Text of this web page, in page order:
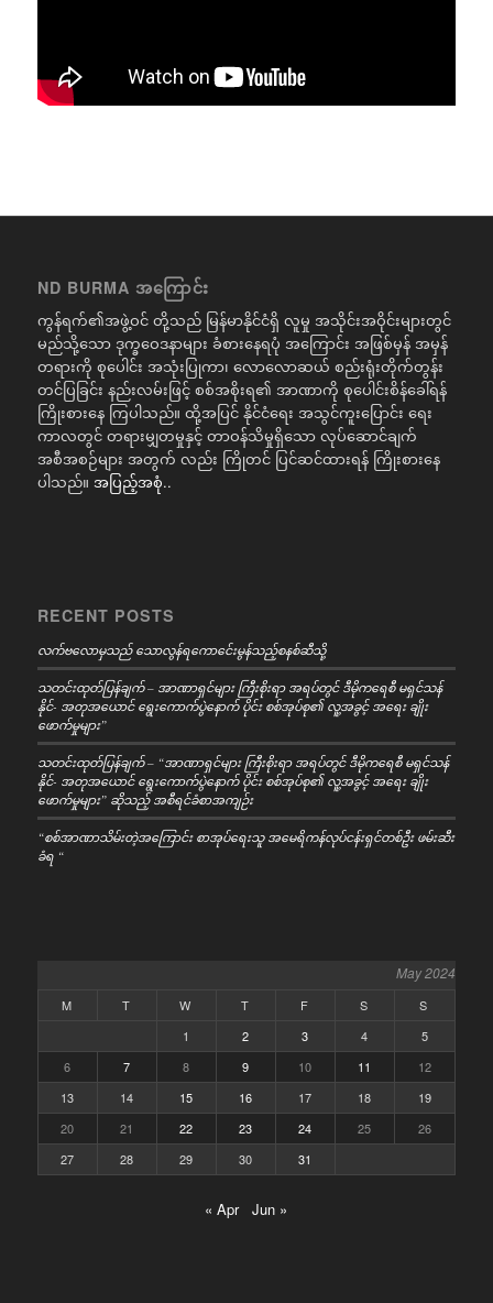
ND BURMA အကြောင်း
ကွန်ရက်၏အဖွဲ့ဝင် တို့သည် မြန်မာနိုင်ငံရှိ လူမှု အသိုင်းအဝိုင်းများတွင်
မည်သို့သော ဒုက္ခဝေဒနာများ ခံစားနေရပုံ အကြောင်း အဖြစ်မှန် အမှန်
တရားကို စုပေါင်း အသုံးပြုကာ၊ လောလောဆယ် စည်းရုံးတိုက်တွန်း
တင်ပြခြင်း နည်းလမ်းဖြင့် စစ်အစိုးရ၏ အာဏာကို စုပေါင်းစိန်ခေါ်ရန်
ကြိုးစားနေ ကြပါသည်။ ထို့အပြင် နိုင်ငံရေး အသွင်ကူးပြောင်း ရေး
ကာလတွင် တရားမျှတမှုနှင့် တာဝန်သိမှုရှိသော လုပ်ဆောင်ချက်
အစီအစဉ်များ အတွက် လည်း ကြိုတင် ပြင်ဆင်ထားရန် ကြိုးစားနေ
ပါသည်။ အပြည့်အစုံ..
RECENT POSTS
လက်ဗလောမှသည် သောလွန်ရကောင်ေးမွန်သည့်စနစ်ဆီသို့
သတင်းထုတ်ပြန်ချက် – အာဏာရှင်များ ကြီးစိုးရာ အရပ်တွင် ဒီမိုကရေစီ မရှင်သန်
နိုင်- အတုအယောင် ရွေးကောက်ပွဲနောက် ပိုင်း စစ်အုပ်စု၏ လူ့အခွင့် အရေး ချိုး
ဖောက်မှုများ”
သတင်းထုတ်ပြန်ချက် – “အာဏာရှင်များ ကြီးစိုးရာ အရပ်တွင် ဒီမိုကရေစီ မရှင်သန်
နိုင်- အတုအယောင် ရွေးကောက်ပွဲနောက် ပိုင်း စစ်အုပ်စု၏ လူ့အခွင့် အရေး ချိုး
ဖောက်မှုများ” ဆိုသည့် အစီရင်ခံစာအကျဉ်း
“စစ်အာဏာသိမ်းတဲ့အကြောင်း စာအုပ်ရေးသူ အမေရိကန်လုပ်ငန်းရှင်တစ်ဦး ဖမ်းဆီး
ခံရ “
May 2024
M T W T F S
S
1
2 3 4
5
6
7 8 9 10 11
12
13
14 15 16 17 18
19
20
21 22 23 24 25
26
27
28 29 30 31
« Apr Jun »